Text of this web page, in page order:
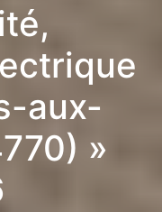
aux-
»